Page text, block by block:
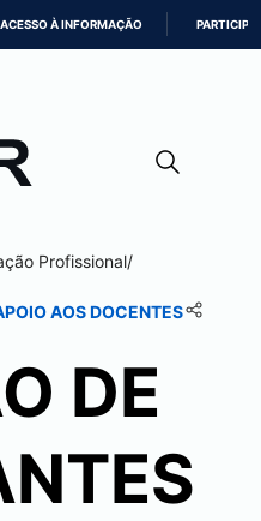
ACESSO À INFORMAÇÃO PARTICIPE
Profissional/
AOS DOCENTES
DE